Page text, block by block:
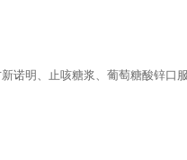
诺明、止咳糖浆、葡萄糖酸锌口服